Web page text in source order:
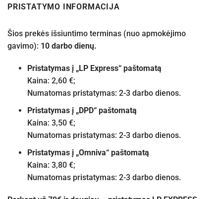
PRISTATYMO INFORMACIJA
Šios prekės išsiuntimo terminas (nuo apmokėjimo
gavimo): 10 darbo dienų.
Pristatymas į „LP Express“ paštomatą
Kaina: 2,60 €;
Numatomas pristatymas: 2-3 darbo dienos.
Pristatymas į „DPD“ paštomatą
Kaina: 3,50 €;
Numatomas pristatymas: 2-3 darbo dienos.
Pristatymas į „Omniva“ paštomatą
Kaina: 3,80 €;
Numatomas pristatymas: 2-3 darbo dienos.